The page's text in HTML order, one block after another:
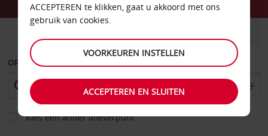
OPHALEN OP
Kies een ander afleverpunt
ACCEPTEREN te klikken, gaat u akkoord met ons
gebruik van cookies.
VOORKEUREN INSTELLEN
ACCEPTEREN EN SLUITEN